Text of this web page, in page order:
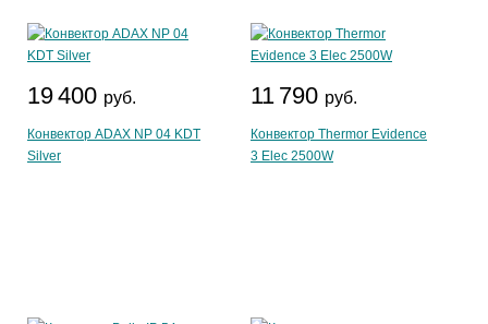
19 400 руб.
Конвектор ADAX NP 04 KDT
Silver
11 790 руб.
Конвектор Thermor Evidence
3 Elec 2500W